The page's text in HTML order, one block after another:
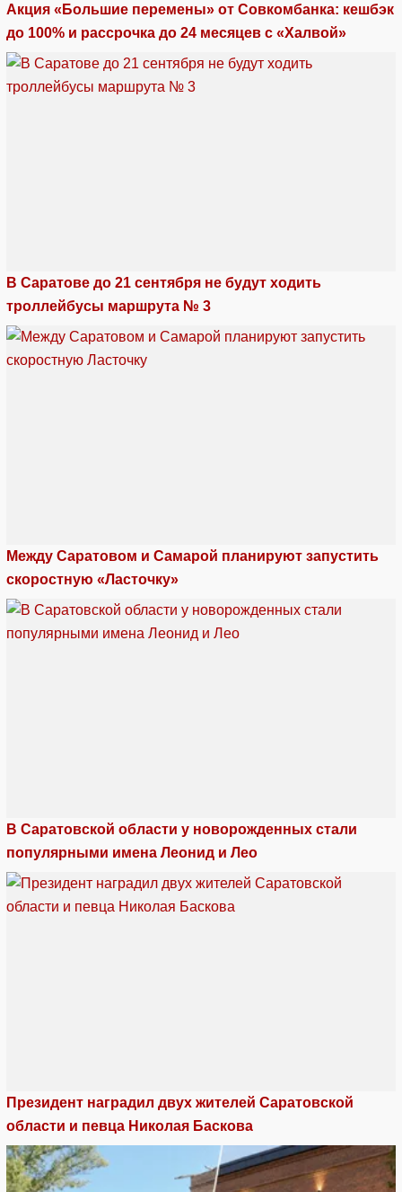
Акция «Большие перемены» от Совкомбанка: кешбэк
до 100% и рассрочка до 24 месяцев с «Халвой»
В Саратове до 21 сентября не будут ходить
троллейбусы маршрута № 3
Между Саратовом и Самарой планируют запустить
скоростную «Ласточку»
В Саратовской области у новорожденных стали
популярными имена Леонид и Лео
Президент наградил двух жителей Саратовской
области и певца Николая Баскова